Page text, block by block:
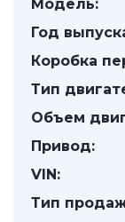
Модель:
Год
Коробка
Тип
Объем
Привод:
VIN:
Тип